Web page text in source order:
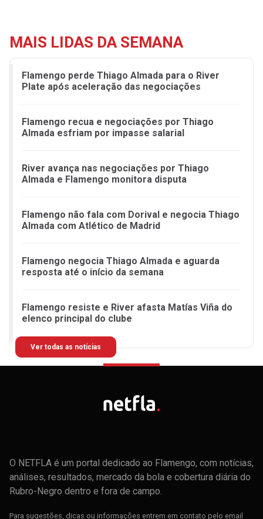
MAIS LIDAS DA SEMANA
Flamengo perde Thiago Almada para o River
Plate após aceleração das negociações
Flamengo recua e negociações por Thiago
Almada esfriam por impasse salarial
River avança nas negociações por Thiago
Almada e Flamengo monitora disputa
Flamengo não fala com Dorival e negocia Thiago
Almada com Atlético de Madrid
Flamengo negocia Thiago Almada e aguarda
resposta até o início da semana
Flamengo resiste e River afasta Matías Viña do
elenco principal do clube
Ver todas as notícias
O NETFLA é um portal dedicado ao Flamengo, com notícias,
análises, resultados, mercado da bola e cobertura diária do
Rubro-Negro dentro e fora de campo.
Para sugestões, dicas ou informações entrem em contato pelo email